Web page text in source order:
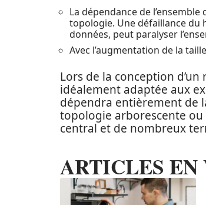
La dépendance de
topologie. Une défaillance du
données, peut paralyser
Avec l’augmentation de la
Lors de la conception
idéalement adaptée aux
dépendra entièrement de
topologie arborescente ou
central et de nombreux
ARTICLES EN